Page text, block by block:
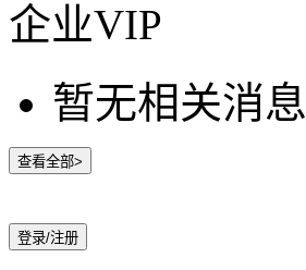
企业VIP
暂无相关消息
查看全部>
登录/注册